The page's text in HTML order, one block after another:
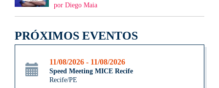
por Diego Maia
PRÓXIMOS EVENTOS
11/08/2026 - 11/08/2026
Speed Meeting MICE Recife
Recife/PE